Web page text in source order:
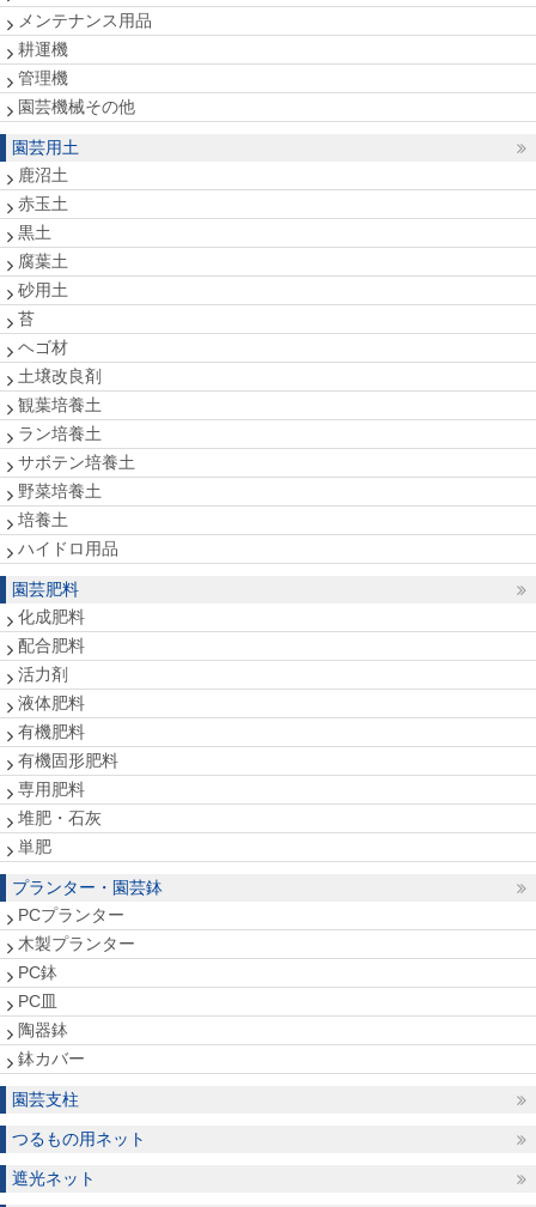
メンテナンス用品
耕運機
管理機
園芸機械その他
園芸用土
鹿沼土
赤玉土
黒土
腐葉土
砂用土
苔
ヘゴ材
土壌改良剤
観葉培養土
ラン培養土
サボテン培養土
野菜培養土
培養土
ハイドロ用品
園芸肥料
化成肥料
配合肥料
活力剤
液体肥料
有機肥料
有機固形肥料
専用肥料
堆肥・石灰
単肥
プランター・園芸鉢
PCプランター
木製プランター
PC鉢
PC皿
陶器鉢
鉢カバー
園芸支柱
つるもの用ネット
遮光ネット